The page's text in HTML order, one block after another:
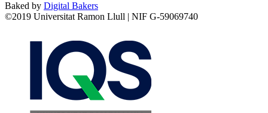
Baked by Digital Bakers
©2019 Universitat Ramon Llull | NIF G-59069740